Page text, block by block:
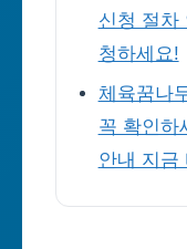
신청 절차
청하세요!
체육꿈나
꼭 확인하
안내 지금